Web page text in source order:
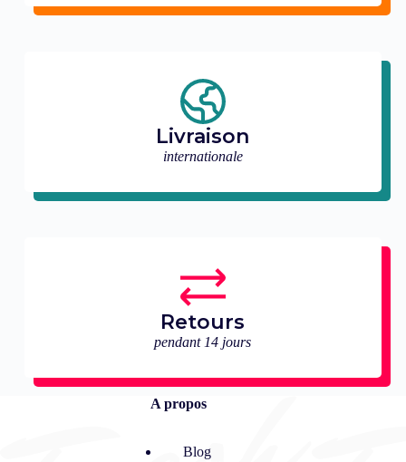
Livraison
internationale
Retours
pendant 14 jours
A propos
Blog